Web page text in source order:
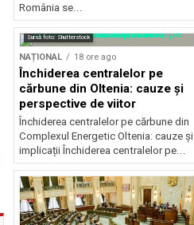
România se...
Sursă foto: Shutterstock
NAȚIONAL 18 ore ago
Închiderea centralelor pe
cărbune din Oltenia: cauze și
perspective de viitor
Închiderea centralelor pe cărbune din
Complexul Energetic Oltenia: cauze și
implicații Închiderea centralelor pe...